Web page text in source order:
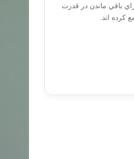
باقي ماندن در قدرت
کرده اند.